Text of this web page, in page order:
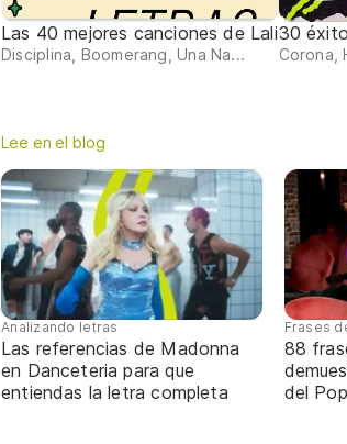
Las 40 mejores canciones de Lali
Disciplina, Boomerang, Una Na...
30
Corona,
Lee en el blog
Analizando letras
Las referencias de Madonna
en Danceteria para que
entiendas la letra completa
Frases
88
del Pop